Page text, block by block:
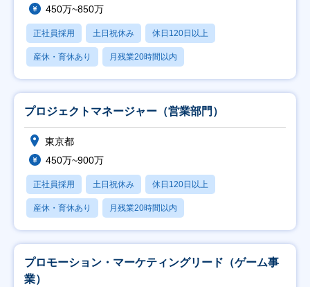
450万~850万
正社員採用 土日祝休み 休日120日以上
産休・育休あり 月残業20時間以内
プロジェクトマネージャー（営業部門）
東京都
450万~900万
正社員採用 土日祝休み 休日120日以上
産休・育休あり 月残業20時間以内
プロモーション・マーケティングリード（ゲーム事
業）